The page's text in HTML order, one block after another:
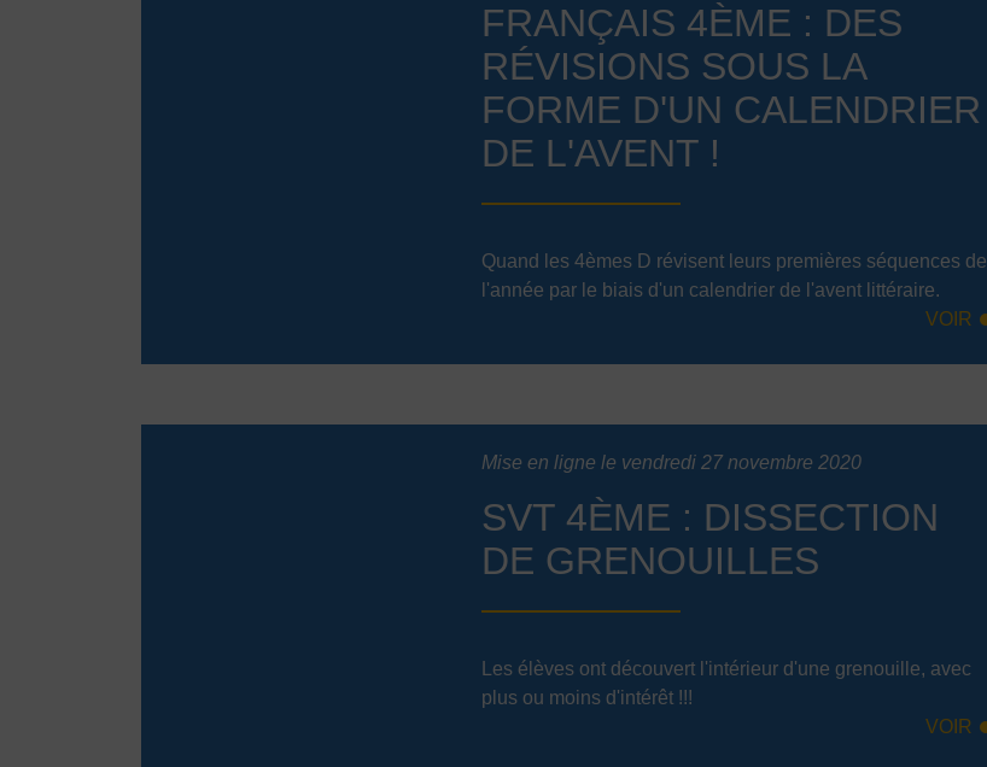
FRANÇAIS 4ÈME : DES
RÉVISIONS SOUS LA
FORME D'UN CALENDRIER
DE L'AVENT !
Quand les 4èmes D révisent leurs premières séquences de
l'année par le biais d'un calendrier de l'avent littéraire.
VOIR
Mise en ligne le vendredi 27 novembre 2020
SVT 4ÈME : DISSECTION
DE GRENOUILLES
Les élèves ont découvert l'intérieur d'une grenouille, avec
plus ou moins d'intérêt !!!
VOIR